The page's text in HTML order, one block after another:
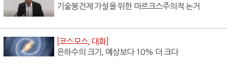
기술봉건제 가설을 위한 마르크스주의적 논거
[코스모스, 대화]
은하수의 크기, 예상보다 10% 더 크다